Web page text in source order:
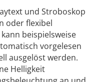
und Stroboskop
oder flexibel
beispielsweise
vorgelesen
ausgelöst werden.
Helligkeit